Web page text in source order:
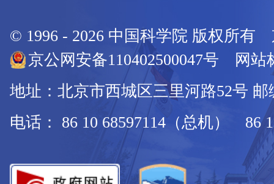
© 1996 - 2026 中国科学院 版权所有
京公网安备110402500047号 网站
地址：北京市西城区三里河路52号 邮
电话： 86 10 68597114（总机） 86